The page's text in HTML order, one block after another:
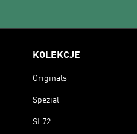
KOLEKCJE
Originals
Spezial
SL72